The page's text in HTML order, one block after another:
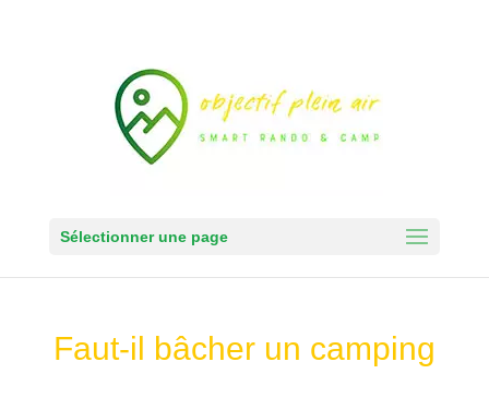
Sélectionner une page
Faut-il bâcher un camping